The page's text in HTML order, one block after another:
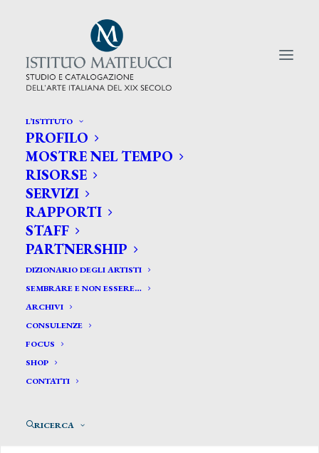
L’ISTITUTO
PROFILO
MOSTRE NEL TEMPO
RISORSE
SERVIZI
RAPPORTI
STAFF
PARTNERSHIP
DIZIONARIO DEGLI ARTISTI
SEMBRARE E NON ESSERE…
ARCHIVI
CONSULENZE
FOCUS
SHOP
CONTATTI
RICERCA
CERCA TRA GLI ARTISTI:
Search
for:
Maragliano Federico *
MARAGLIANO FEDERICO
Studiò all’Accademia di San Luca a Roma e alla